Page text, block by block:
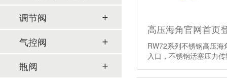
RW72系列不锈钢高压海
入口，不锈钢活塞压力传
调节阀
气控阀
瓶阀